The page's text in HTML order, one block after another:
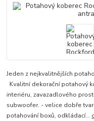
Jeden z nejkvalitnějších
Kvalitní dekorační potahový
interiéru, zavazadlového
subwoofer. - velice dobře
potahování boxů, odkládací...